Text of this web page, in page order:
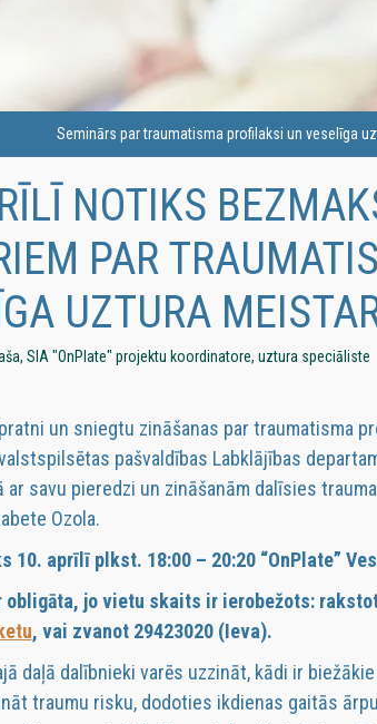
Seminārs par traumatisma profilaksi un veselīga
NOTIKS
PAR
UZTURA
SIA "OnPlate" projektu koordinatore, uztura speciāliste
un sniegtu zināšanas par traumatisma
pašvaldības Labklājības
ar savu pieredzi un zināšanām dalīsies
Ozola.
10. aprīlī plkst. 18:00 – 20:20 “OnPlate”
obligāta, jo vietu skaits ir ierobežots:
, vai zvanot 29423020 (Ieva).
daļā dalībnieki varēs uzzināt, kādi ir
traumu risku, dodoties ikdienas gaitās